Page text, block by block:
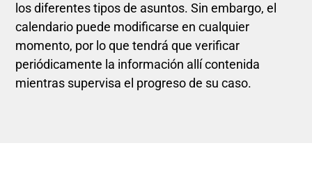
los diferentes tipos de asuntos. Sin embargo, el
calendario puede modificarse en cualquier
momento, por lo que tendrá que verificar
periódicamente la información allí contenida
mientras supervisa el progreso de su caso.